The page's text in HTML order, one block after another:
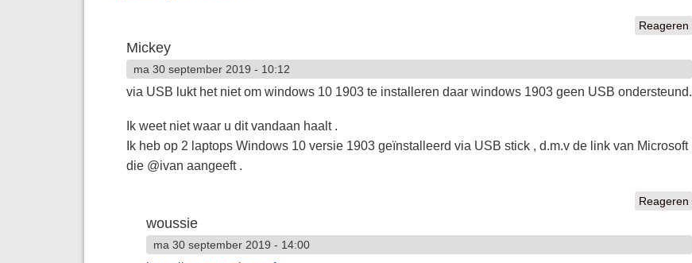
Reageren
Mickey
ma 30 september 2019 - 10:12
via USB lukt het niet om windows 10 1903 te installeren daar windows 1903 geen USB ondersteund.
Ik weet niet waar u dit vandaan haalt .
Ik heb op 2 laptops Windows 10 versie 1903 geïnstalleerd via USB stick , d.m.v de link van Microsoft
die @ivan aangeeft .
Reageren
woussie
ma 30 september 2019 - 14:00